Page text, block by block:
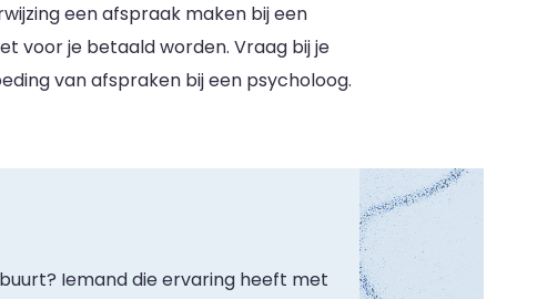
een afspraak maken bij een
voor je betaald worden. Vraag bij je
van afspraken bij een psycholoog.
Iemand die ervaring heeft met